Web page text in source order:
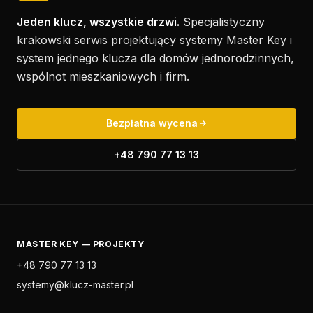
Jeden klucz, wszystkie drzwi. Specjalistyczny
krakowski serwis projektujący systemy Master Key i
system jednego klucza dla domów jednorodzinnych,
wspólnot mieszkaniowych i firm.
Bezpłatna wycena
+48 790 77 13 13
MASTER KEY — PROJEKTY
+48 790 77 13 13
systemy@klucz-master.pl